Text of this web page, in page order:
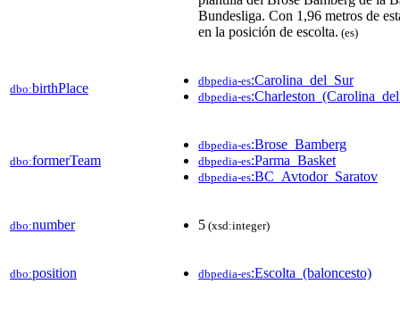
Bundesliga. Con 1,96 metros de
en la posición de escolta. (es)
dbo:birthPlace dbpedia-es:Carolina_del_Sur
dbpedia-es
dbo:formerTeam
dbpedia-es:Brose_Bamberg
dbpedia-es:Parma_Basket
dbpedia-es:BC_Avtodor_Saratov
dbo:number 5 (xsd:integer)
dbo:position dbpedia-es:Escolta_(baloncesto)